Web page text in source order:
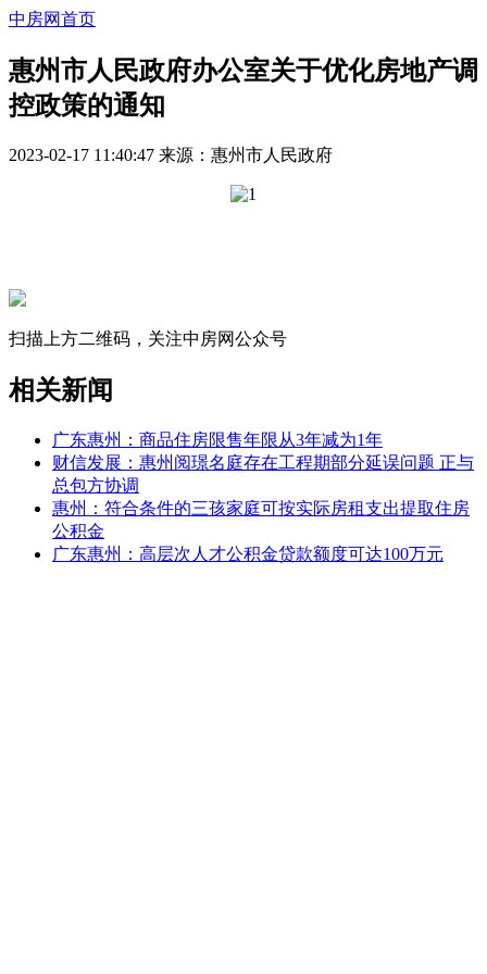
中房网首页
惠州市人民政府办公室关于优化房地产调
控政策的通知
2023-02-17 11:40:47 来源： 惠州市人民政府
扫描上方二维码，关注中房网公众号
相关新闻
广东惠州：商品住房限售年限从3年减为1年
财信发展：惠州阅璟名庭存在工程期部分延误问题 正与
总包方协调
惠州：符合条件的三孩家庭可按实际房租支出提取住房
公积金
广东惠州：高层次人才公积金贷款额度可达100万元